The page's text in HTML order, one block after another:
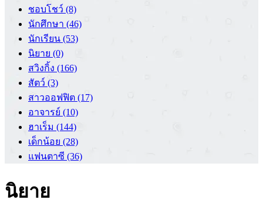
ชอบโชว์ (8)
นักศึกษา (46)
นักเรียน (53)
นิยาย (0)
สวิงกิ้ง (166)
สัตว์ (3)
สาวออฟฟิต (17)
อาจารย์ (10)
ฮาเร็ม (144)
เด็กน้อย (28)
แฟนตาซี (36)
นิยาย